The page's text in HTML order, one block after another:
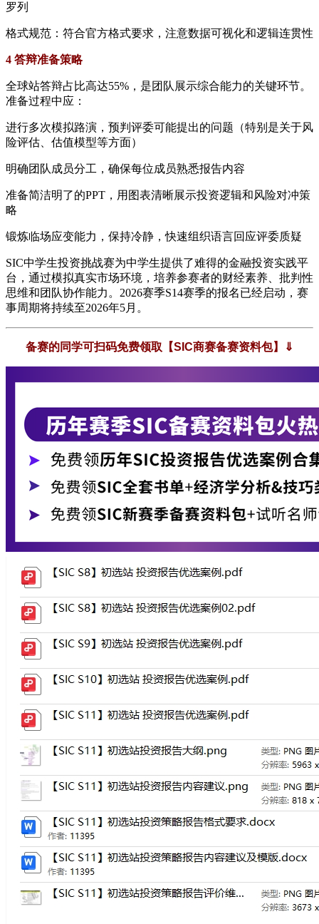
罗列
格式规范：符合官方格式要求，注意数据可视化和逻辑连贯性
4 答辩准备策略
全球站答辩占比高达55%，是团队展示综合能力的关键环节。
准备过程中应：
进行多次模拟路演，预判评委可能提出的问题（特别是关于风
险评估、估值模型等方面）
明确团队成员分工，确保每位成员熟悉报告内容
准备简洁明了的PPT，用图表清晰展示投资逻辑和风险对冲策
略
锻炼临场应变能力，保持冷静，快速组织语言回应评委质疑
SIC中学生投资挑战赛为中学生提供了难得的金融投资实践平
台，通过模拟真实市场环境，培养参赛者的财经素养、批判性
思维和团队协作能力。2026赛季S14赛季的报名已经启动，赛
事周期将持续至2026年5月。
备赛的同学可扫码免费领取【SIC商赛备赛资料包】⇓